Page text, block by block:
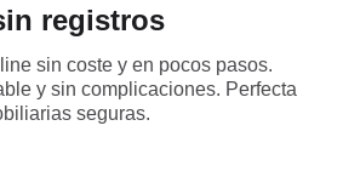
registros
sin coste y en pocos pasos.
y sin complicaciones. Perfecta
seguras.